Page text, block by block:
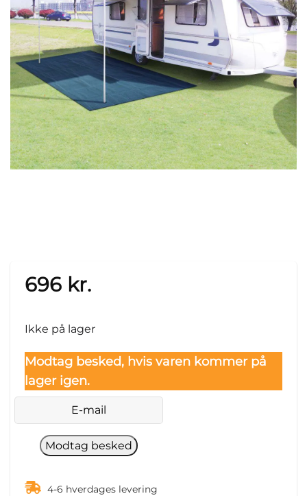
696 kr.
Ikke på lager
Modtag besked, hvis varen kommer på
lager igen.
4-6 hverdages levering